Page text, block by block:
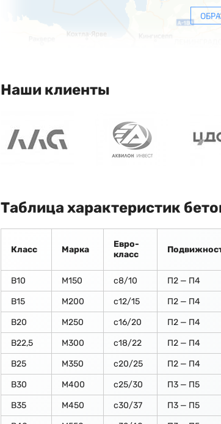
Наши клиенты
Таблица характеристик
Класс Марка
Евро-
класс
В10 М150 c8/10 П2 — П4
В15
М200 с12/15 П2 — П4
В20
М250 с16/20 П2 — П4
В22,5
М300 с18/22 П2 — П4
В25
М350 с20/25 П2 — П4
В30
М400 с25/30 П3 — П5
В35
М450 с30/37 П3 — П5